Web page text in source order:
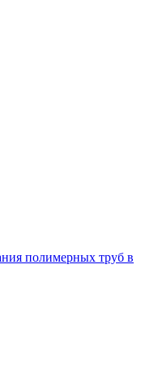
полимерных труб в